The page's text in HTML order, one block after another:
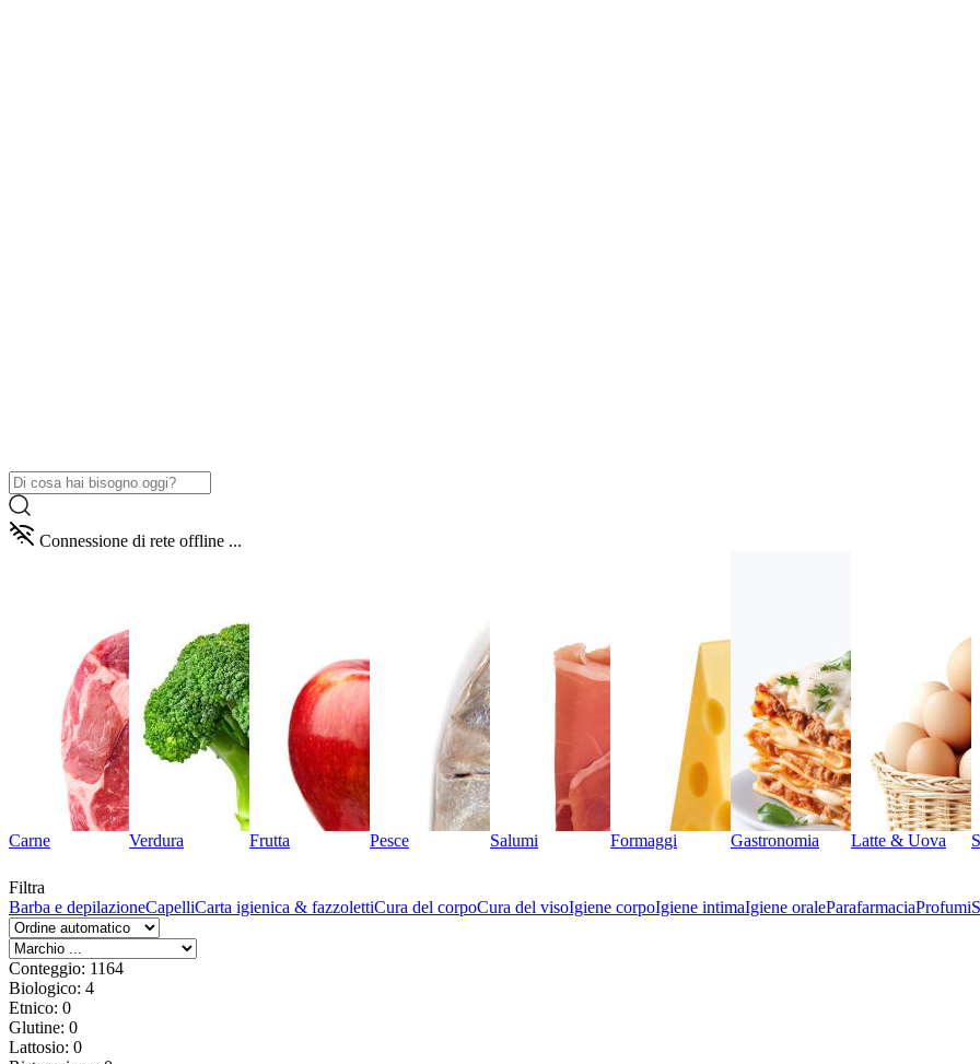
Connessione di rete offline ...
Carne Verdura Frutta Pesce Salumi Formaggi Gastronomia Latte & Uova
Filtra
Barba e depilazioneCapelliCarta igienica & fazzolettiCura del corpoCura del visoIgiene corpoIgiene intimaIgiene oraleParafarmaciaProfumi
Conteggio: 1164
Biologico: 4
Etnico: 0
Glutine: 0
Lattosio: 0